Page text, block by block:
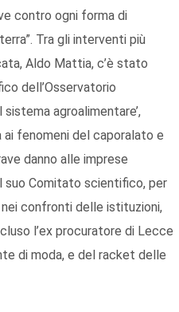
contro ogni forma di
Tra gli interventi più
Aldo Mattia, c’è stato
dell’Osservatorio
agroalimentare’,
fenomeni del caporalato e
danno alle imprese
suo Comitato scientifico, per
confronti delle istituzioni,
l’ex procuratore di Lecce
di moda, e del racket delle